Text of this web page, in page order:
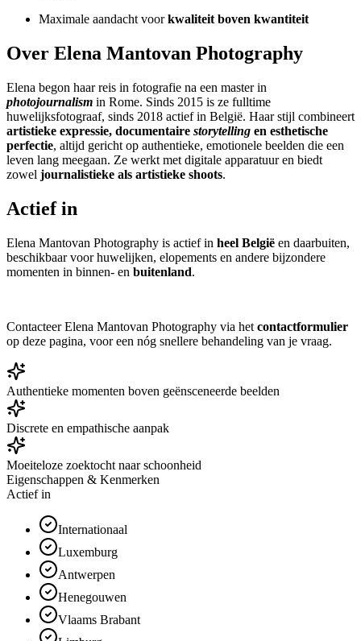
Maximale aandacht voorkwaliteit boven kwantiteit
Over Elena Mantovan Photography
Elena begon haar reis in fotografie na een master in
photojournalism in Rome. Sinds 2015 is ze fulltime
huwelijksfotograaf, sinds 2018 actief in België. Haar stijl combineert
artistieke expressie, documentaire storytelling en esthetische
perfectie, altijd gericht op authentieke, emotionele beelden die een
leven lang meegaan. Ze werkt met digitale apparatuur en biedt
zowel journalistieke als artistieke shoots.
Actief in
Elena Mantovan Photography is actief in heel België en daarbuiten,
beschikbaar voor huwelijken, elopements en andere bijzondere
momenten in binnen- en buitenland.
Contacteer Elena Mantovan Photography via het contactformulier
op deze pagina, voor een nóg snellere behandeling van je vraag.
Authentieke momenten boven geënsceneerde beelden
Discrete en empathische aanpak
Moeiteloze zoektocht naar schoonheid
Eigenschappen & Kenmerken
Actief in
Internationaal
Luxemburg
Antwerpen
Henegouwen
Vlaams Brabant